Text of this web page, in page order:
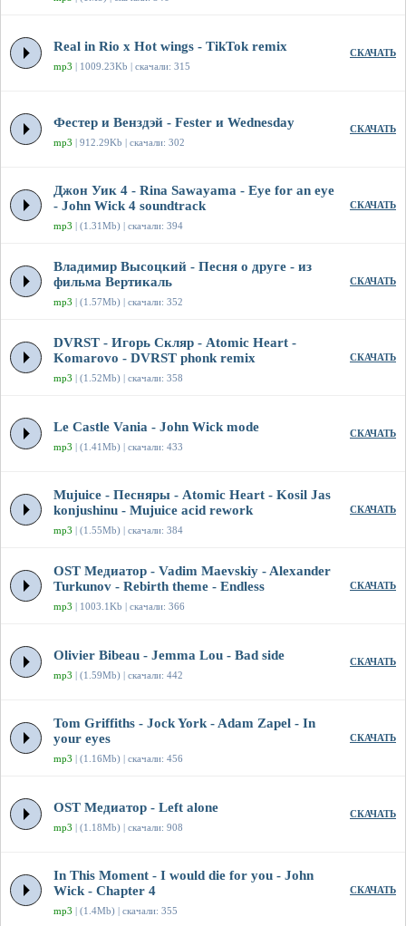
Real in Rio x Hot wings - TikTok remix
mp3 | 1009.23Kb | скачали: 315
СКАЧАТЬ
Фестер и Венздэй - Fester и Wednesday
mp3 | 912.29Kb | скачали: 302
СКАЧАТЬ
Джон Уик 4 - Rina Sawayama - Eye for an eye
- John Wick 4 soundtrack
mp3 | (1.31Mb) | скачали: 394
СКАЧАТЬ
Владимир Высоцкий - Песня о друге - из
фильма Вертикаль
mp3 | (1.57Mb) | скачали: 352
СКАЧАТЬ
DVRST - Игорь Скляр - Atomic Heart -
Komarovo - DVRST phonk remix
mp3 | (1.52Mb) | скачали: 358
СКАЧАТЬ
Le Castle Vania - John Wick mode
mp3 | (1.41Mb) | скачали: 433
СКАЧАТЬ
Mujuice - Песняры - Atomic Heart - Kosil Jas
konjushinu - Mujuice acid rework
mp3 | (1.55Mb) | скачали: 384
СКАЧАТЬ
OST Медиатор - Vadim Maevskiy - Alexander
Turkunov - Rebirth theme - Endless
mp3 | 1003.1Kb | скачали: 366
СКАЧАТЬ
Olivier Bibeau - Jemma Lou - Bad side
mp3 | (1.59Mb) | скачали: 442
СКАЧАТЬ
Tom Griffiths - Jock York - Adam Zapel - In
your eyes
mp3 | (1.16Mb) | скачали: 456
СКАЧАТЬ
OST Медиатор - Left alone
mp3 | (1.18Mb) | скачали: 908
СКАЧАТЬ
In This Moment - I would die for you - John
Wick - Chapter 4
mp3 | (1.4Mb) | скачали: 355
СКАЧАТЬ